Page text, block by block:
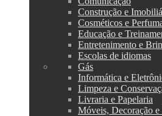
Construção e
Cosméticos e
Educação e
Entretenimento e
Escolas de idiomas
Gás
Informática e
Limpeza e
Livraria e Papelaria
Móveis, Decoração e